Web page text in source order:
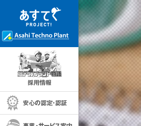
採用情報
安心の保証・認定
事業・サービス案内